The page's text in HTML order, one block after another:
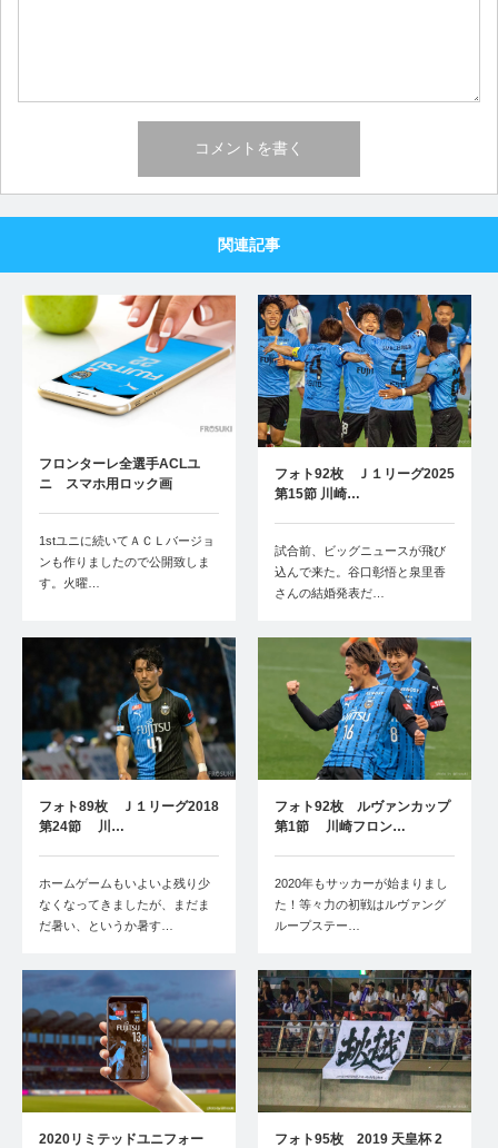
関連記事
フロンターレ全選手ACLユ
ニ スマホ用ロック画
1stユニに続いてＡＣＬバージョ
ンも作りましたので公開致しま
す。火曜…
フォト92枚 Ｊ１リーグ2025
第15節 川崎…
試合前、ビッグニュースが飛び
込んで来た。谷口彰悟と泉里香
さんの結婚発表だ…
フォト89枚 Ｊ１リーグ2018
第24節 川…
ホームゲームもいよいよ残り少
なくなってきましたが、まだま
だ暑い、というか暑す…
フォト92枚 ルヴァンカップ
第1節 川崎フロン…
2020年もサッカーが始まりまし
た！等々力の初戦はルヴァング
ループステー…
2020リミテッドユニフォー
フォト95枚 2019 天皇杯 2